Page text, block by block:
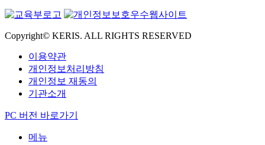
Copyright© KERIS. ALL RIGHTS RESERVED
이용약관
개인정보처리방침
개인정보 재동의
기관소개
PC 버전 바로가기
메뉴